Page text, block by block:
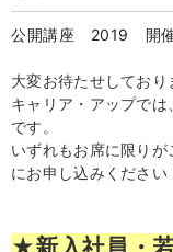
公開講座 2019 開催
大変お待たせしており
キャリア・アップで
です。
いずれもお席に限り
にお申し込みください